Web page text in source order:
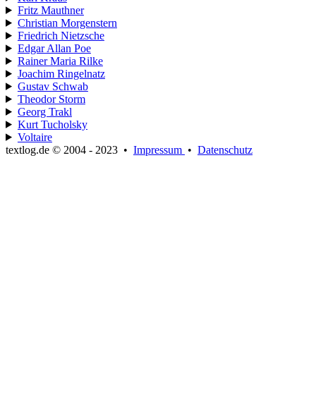
Fritz Mauthner
Christian Morgenstern
Friedrich Nietzsche
Edgar Allan Poe
Rainer Maria Rilke
Joachim Ringelnatz
Gustav Schwab
Theodor Storm
Georg Trakl
Kurt Tucholsky
Voltaire
textlog.de © 2004 - 2023 • Impressum • Datenschutz